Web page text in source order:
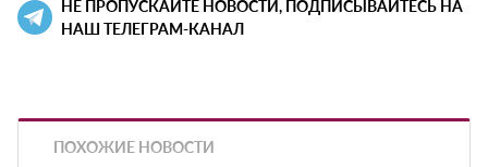
НЕ ПРОПУСКАЙТЕ НОВОСТИ, ПОДПИСЫВАЙТЕСЬ НА
НАШ ТЕЛЕГРАМ-КАНАЛ
ПОХОЖИЕ НОВОСТИ